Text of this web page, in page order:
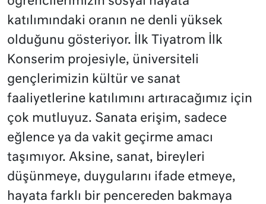
katılımındaki oranın ne denli yüksek
olduğunu gösteriyor. İlk Tiyatrom İlk
Konserim projesiyle, üniversiteli
gençlerimizin kültür ve sanat
faaliyetlerine katılımını artıracağımız için
çok mutluyuz. Sanata erişim, sadece
eğlence ya da vakit geçirme amacı
taşımıyor. Aksine, sanat, bireyleri
düşünmeye, duygularını ifade etmeye,
hayata farklı bir pencereden bakmaya